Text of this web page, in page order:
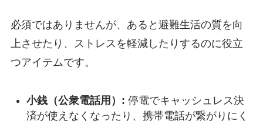
必須ではありませんが、あると避難生活の質を向
上させたり、ストレスを軽減したりするのに役立
つアイテムです。
小銭（公衆電話用）: 停電でキャッシュレス決
済が使えなくなったり、携帯電話が繋がりにく